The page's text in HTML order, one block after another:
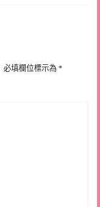
必填欄位標示為 *